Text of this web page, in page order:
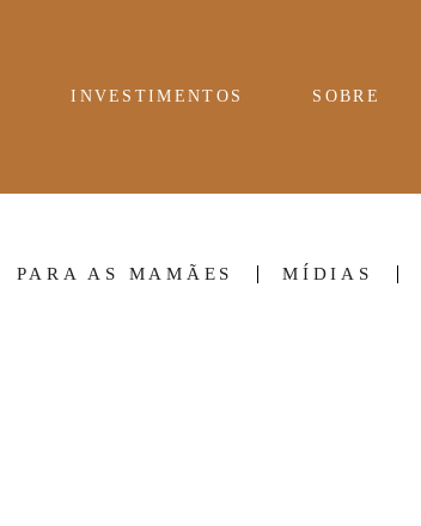
INVESTIMENTOS SOBRE
PARA AS MAMÃES MÍDIAS